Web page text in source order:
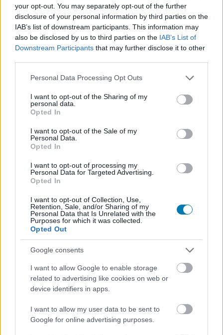
your opt-out. You may separately opt-out of the further
disclosure of your personal information by third parties on the
IAB’s list of downstream participants. This information may
also be disclosed by us to third parties on the IAB’s List of
Downstream Participants that may further disclose it to other
Please note that this website/app uses one or more Google
not limited to your visit or usage behaviour. You may click to
grant or deny consent to Google and its third-party tags to
use your data for below specified purposes in below Google
consent section.
Personal Data Processing Opt Outs
I want to opt-out of the Sharing of my
personal data.
Opted In
I want to opt-out of the Sale of my
Personal Data.
Opted In
I want to opt-out of processing my
Personal Data for Targeted Advertising.
Opted In
I want to opt-out of Collection, Use,
Retention, Sale, and/or Sharing of my
Personal Data that Is Unrelated with the
Purposes for which it was collected.
Opted Out
Google consents
I want to allow Google to enable storage
related to advertising like cookies on web or
device identifiers in apps.
I want to allow my user data to be sent to
Google for online advertising purposes.
Ezek voltak 2017 legjobb játékai szerintetek
| 2018.01.31 16:01
December végén megszavaztattuk veletek 2017 legjobbjait,
itt az idő, hogy kiderüljön, mi lett a vége, melyik játék az Év
játéka a GameStar olvasói szerint.